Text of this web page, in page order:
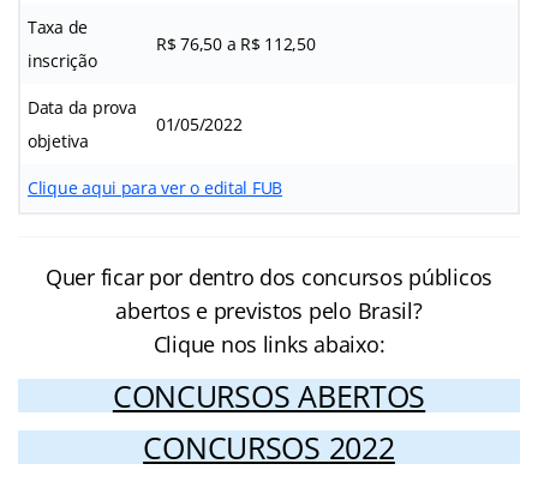
Taxa de
inscrição
R$ 76,50 a R$ 112,50
Data da prova
objetiva
01/05/2022
Clique aqui para ver o edital FUB
Quer ficar por dentro dos concursos públicos
abertos e previstos pelo Brasil?
Clique nos links abaixo:
CONCURSOS ABERTOS
CONCURSOS 2022